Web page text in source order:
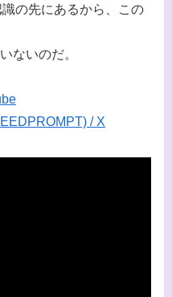
の先にあるから、この
ないのだ。
/ X